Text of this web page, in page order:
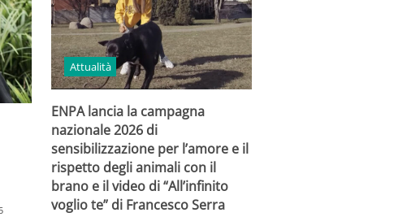
Attualità
ENPA lancia la campagna
nazionale 2026 di
sensibilizzazione per l’amore e il
rispetto degli animali con il
brano e il video di “All’infinito
voglio te” di Francesco Serra